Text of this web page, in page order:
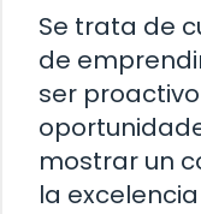
Se trata de
de
ser
mostrar un
la